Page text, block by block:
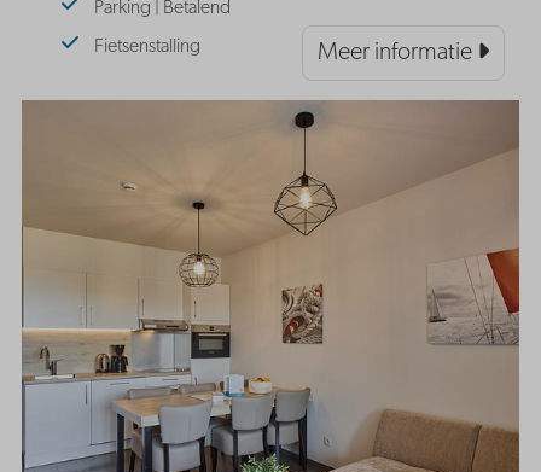
Parking | Betalend
Fietsenstalling
Meer informatie